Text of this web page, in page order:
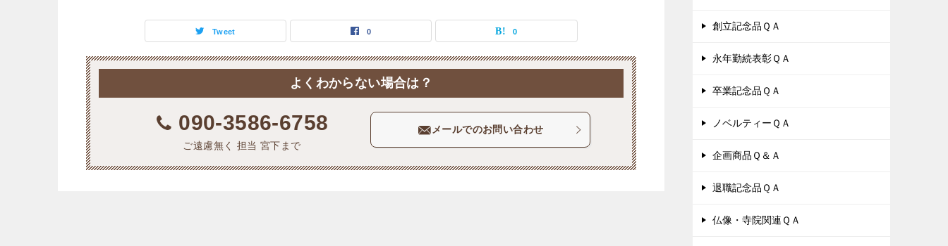
Tweet 0 0
よくわからない場合は？
090-3586-6758
ご遠慮無く 担当 宮下まで
メールでのお問い合わせ
創立記念品ＱＡ
永年勤続表彰ＱＡ
卒業記念品ＱＡ
ノベルティーＱＡ
企画商品Ｑ＆Ａ
退職記念品ＱＡ
仏像・寺院関連ＱＡ